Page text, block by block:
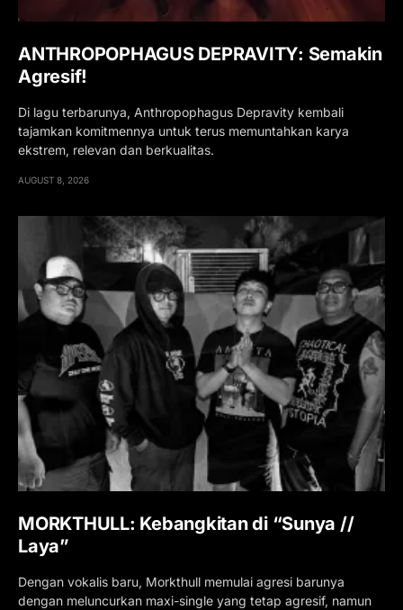
ANTHROPOPHAGUS DEPRAVITY: Semakin
Agresif!
Di lagu terbarunya, Anthropophagus Depravity kembali
tajamkan komitmennya untuk terus memuntahkan karya
ekstrem, relevan dan berkualitas.
AUGUST 8, 2026
MORKTHULL: Kebangkitan di “Sunya //
Laya”
Dengan vokalis baru, Morkthull memulai agresi barunya
dengan meluncurkan maxi-single yang tetap agresif, namun